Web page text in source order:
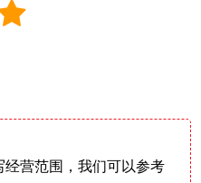
经营范围，我们可以参考